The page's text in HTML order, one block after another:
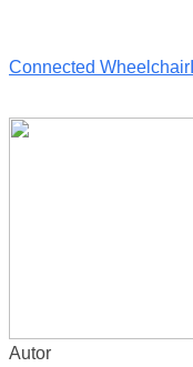
Connected Wheelchair
Autor